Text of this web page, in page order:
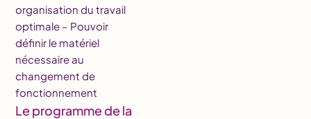
organisation du travail
optimale – Pouvoir
définir le matériel
nécessaire au
changement de
fonctionnement
Le programme de la